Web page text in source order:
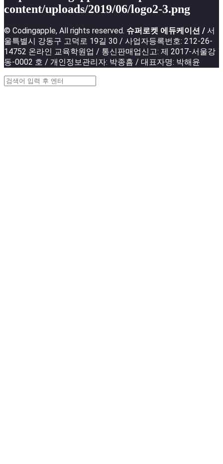
content/uploads/2019/06/logo2-3.png
© Codingapple, All rights reserved. 슈퍼로켓 에듀케이션 / 서
울특별시 강동구 고덕로 19길 30 / 사업자등록번호: 212-26-
14752 온라인 교육학원업 / 통신판매업신고: 제 2017-서울강
동-0002 호 / 개인정보관리자: 박종흠 / 대표자명: 박해윤